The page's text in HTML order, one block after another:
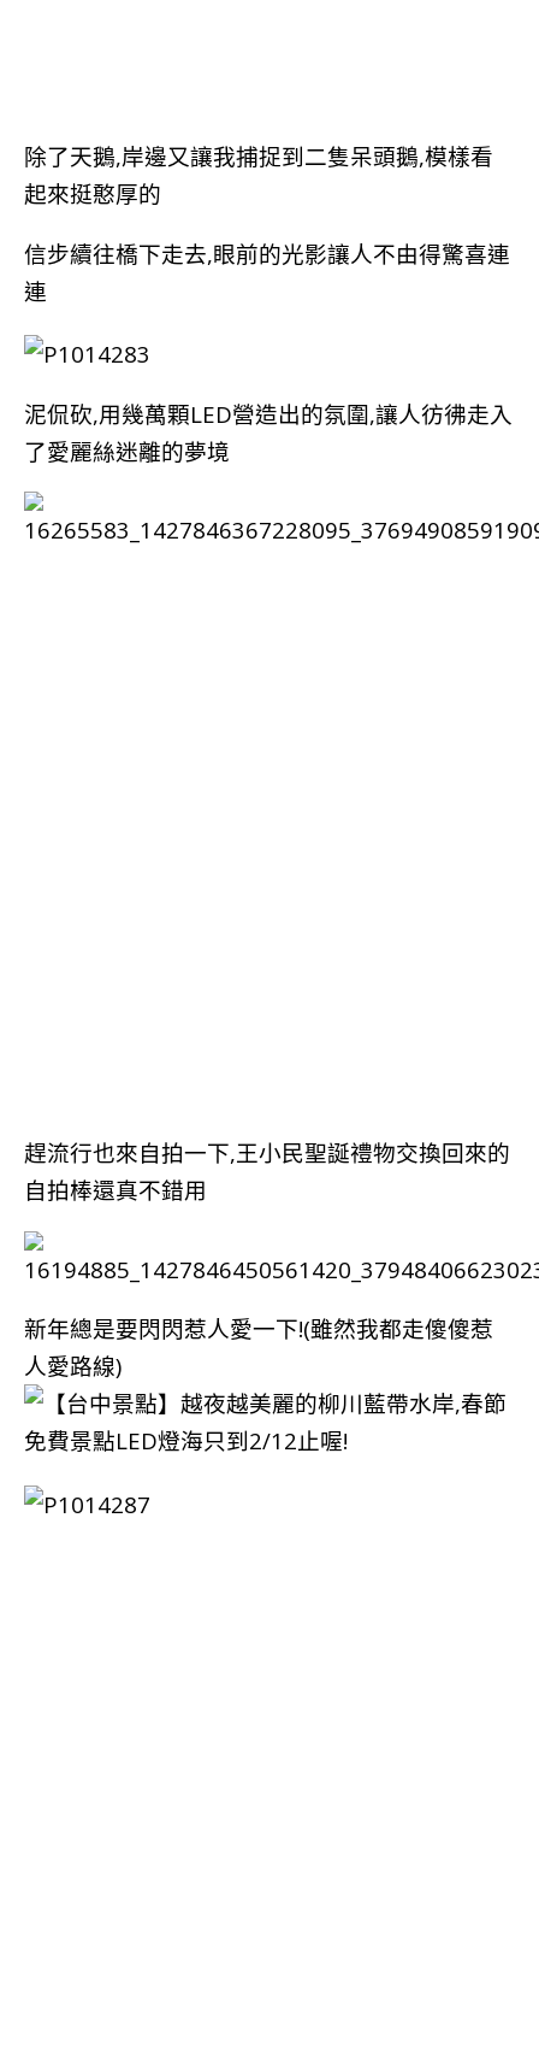
除了天鵝,岸邊又讓我捕捉到二隻呆頭鵝,模樣看
起來挺憨厚的
信步續往橋下走去,眼前的光影讓人不由得驚喜連
連
泥侃砍,用幾萬顆LED營造出的氛圍,讓人彷彿走入
了愛麗絲迷離的夢境
趕流行也來自拍一下,王小民聖誕禮物交換回來的
自拍棒還真不錯用
新年總是要閃閃惹人愛一下!(雖然我都走傻傻惹
人愛路線)